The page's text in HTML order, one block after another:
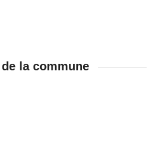
la commune